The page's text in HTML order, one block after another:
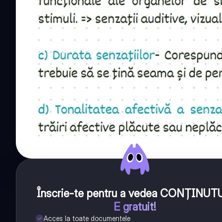
Înscrie-te pentru a vedea
E gratuit!
Acces la toate documentele